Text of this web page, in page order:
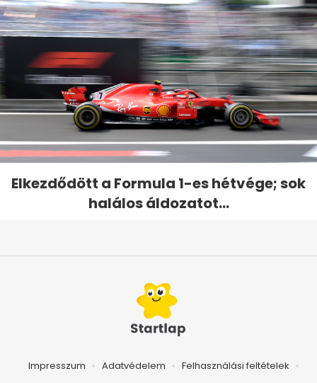
Elkezdődött a Formula 1-es hétvége; sok
halálos áldozatot...
Impresszum Adatvédelem
Felhasználási feltételek